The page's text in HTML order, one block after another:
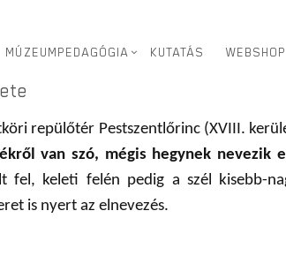
MÚZEUMPEDAGÓGIA KUTATÁS WEBSHOP
terület története
repülőtér Pestszentlőrinc (XVIII.
van szó, mégis hegynek nevezik
keleti felén pedig a szél kisebb-
is nyert az elnevezés.